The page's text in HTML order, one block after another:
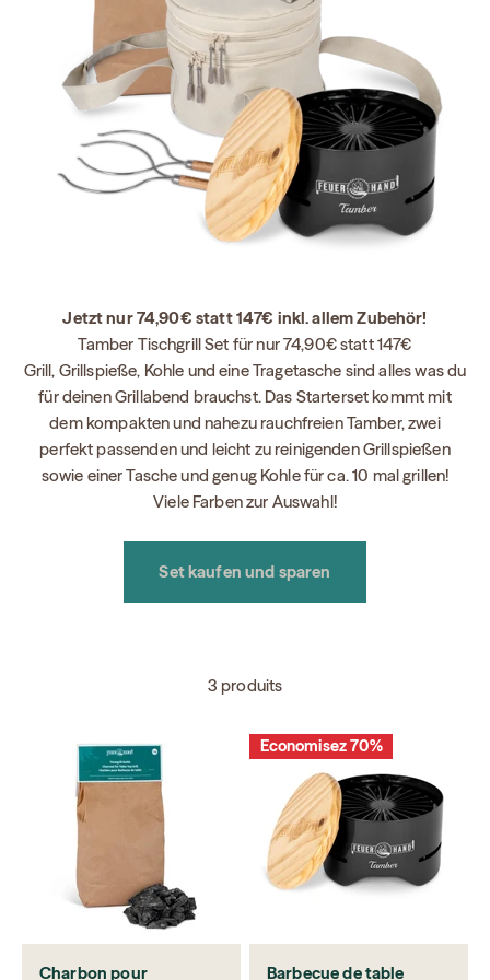
Jetzt nur 74,90€ statt 147€ inkl. allem Zubehör!
Tamber Tischgrill Set für nur 74,90€ statt 147€
Grill, Grillspieße, Kohle und eine Tragetasche sind alles was du
für deinen Grillabend brauchst. Das Starterset kommt mit
dem kompakten und nahezu rauchfreien Tamber, zwei
perfekt passenden und leicht zu reinigenden Grillspießen
sowie einer Tasche und genug Kohle für ca. 10 mal grillen!
Viele Farben zur Auswahl!
Set kaufen und sparen
3 produits
Charbon pour
Economisez 70%
Barbecue de table